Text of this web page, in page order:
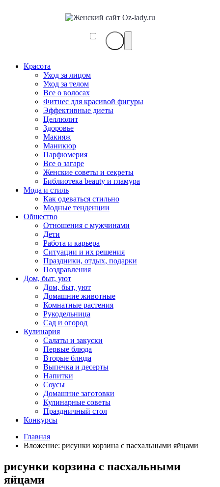
Красота
Уход за лицом
Уход за телом
Все о волосах
Фитнес для красивой фигуры
Эффективные диеты
Целлюлит
Здоровье
Макияж
Маникюр
Парфюмерия
Все о загаре
Женские советы и секреты
Библиотека beauty и гламура
Мода и стиль
Как одеваться стильно
Модные тенденции
Общество
Отношения с мужчинами
Дети
Работа и карьера
Ситуации и их решения
Праздники, отдых, подарки
Поздравления
Дом, быт, уют
Дом, быт, уют
Домашние животные
Комнатные растения
Рукодельница
Сад и огород
Кулинария
Салаты и закуски
Первые блюда
Вторые блюда
Выпечка и десерты
Напитки
Соусы
Домашние заготовки
Кулинарные советы
Праздничный стол
Конкурсы
Главная
Вложение: рисунки корзина с пасхальными яйцами
рисунки корзина с пасхальными
яйцами